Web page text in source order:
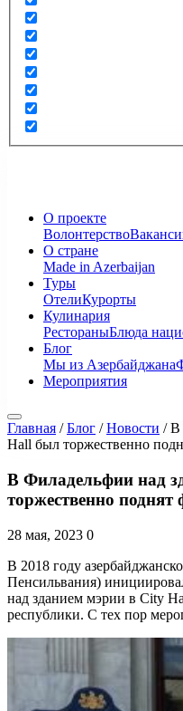
О проекте
Волонтерство
О стране
Made in Azerbaijan
Туры
ОтелиКурорты
Кулинария
РестораныБлюда
Блог
Мы из Азербайджана
Мероприятия
Главная /Блог /Новости /В
Hall был торжественно
В Филадельфии над
торжественно
28 мая, 2023 0
В 2018 году
Пенсильвания)
над зданием мэрии в City
республики. С тех пор